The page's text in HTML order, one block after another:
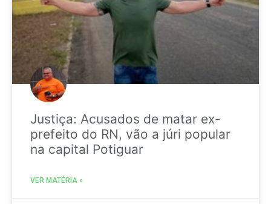
Justiça: Acusados de matar ex-
prefeito do RN, vão a júri popular
na capital Potiguar
VER MATÉRIA »